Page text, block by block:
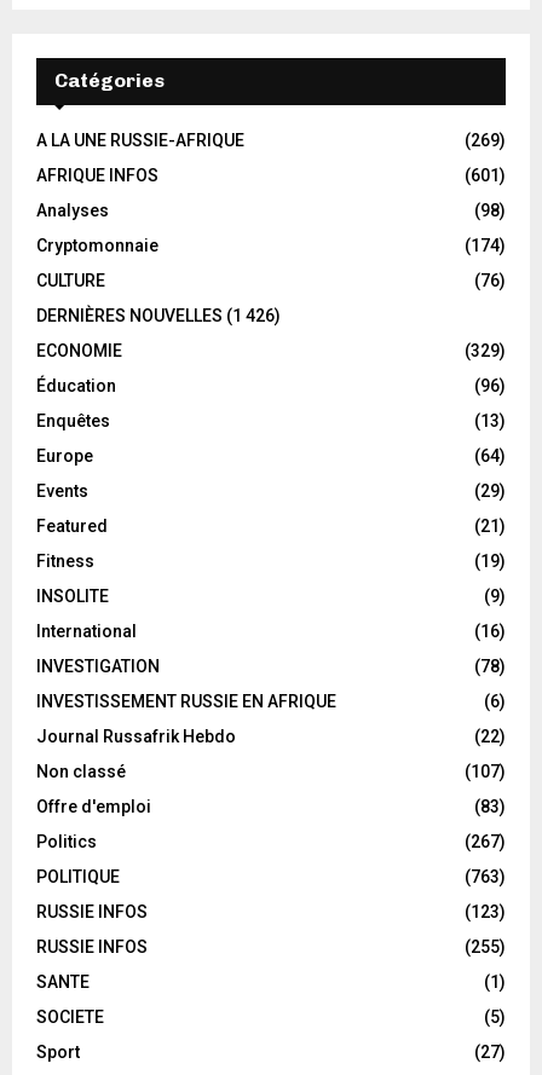
Catégories
A LA UNE RUSSIE-AFRIQUE
(269)
AFRIQUE INFOS
(601)
Analyses
(98)
Cryptomonnaie
(174)
CULTURE
(76)
DERNIÈRES NOUVELLES (1 426)
ECONOMIE
(329)
Éducation
(96)
Enquêtes
(13)
Europe
(64)
Events
(29)
Featured
(21)
Fitness
(19)
INSOLITE
(9)
International
(16)
INVESTIGATION
(78)
INVESTISSEMENT RUSSIE EN AFRIQUE
(6)
Journal Russafrik Hebdo
(22)
Non classé
(107)
Offre d'emploi
(83)
Politics
(267)
POLITIQUE
(763)
RUSSIE INFOS
(123)
RUSSIE INFOS
(255)
SANTE
(1)
SOCIETE
(5)
Sport
(27)